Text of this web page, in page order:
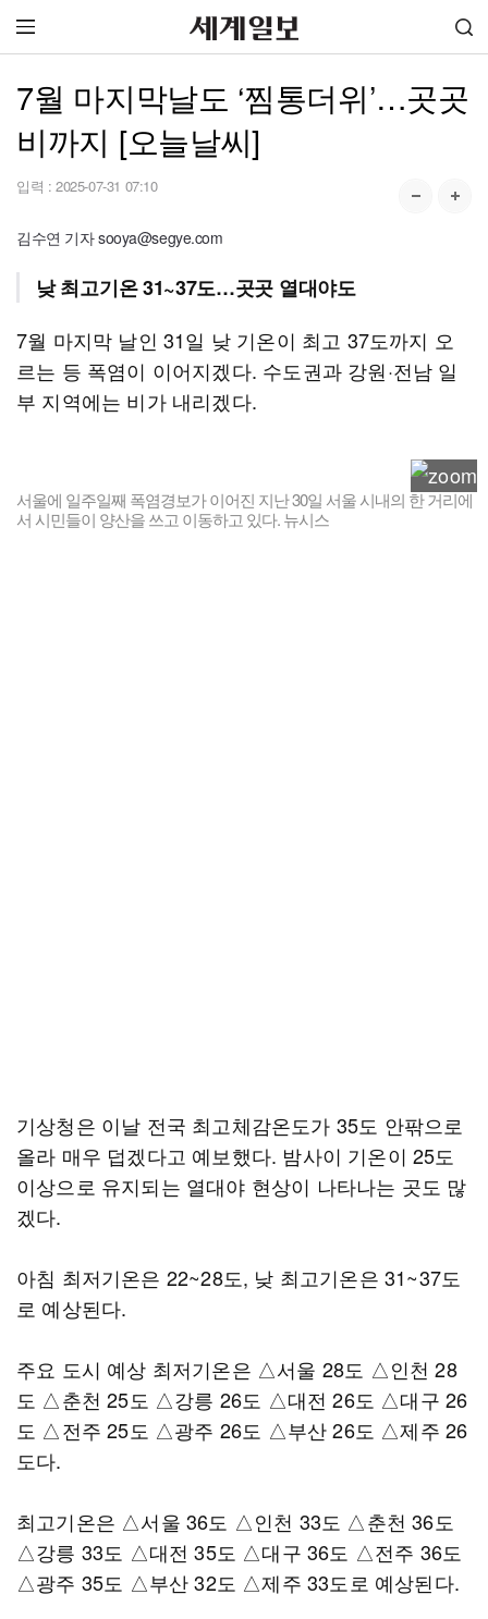
7월 마지막날도 ‘찜통더위’…곳곳
비까지 [오늘날씨]
입력 : 2025-07-31 07:10
김수연 기자 sooya@segye.com
낮 최고기온 31~37도…곳곳 열대야도
7월 마지막 날인 31일 낮 기온이 최고 37도까지 오
르는 등 폭염이 이어지겠다. 수도권과 강원·전남 일
부 지역에는 비가 내리겠다.
서울에 일주일째 폭염경보가 이어진 지난 30일 서울 시내의 한 거리에
서 시민들이 양산을 쓰고 이동하고 있다. 뉴시스
기상청은 이날 전국 최고체감온도가 35도 안팎으로
올라 매우 덥겠다고 예보했다. 밤사이 기온이 25도
이상으로 유지되는 열대야 현상이 나타나는 곳도 많
겠다.
아침 최저기온은 22~28도, 낮 최고기온은 31~37도
로 예상된다.
주요 도시 예상 최저기온은 △서울 28도 △인천 28
도 △춘천 25도 △강릉 26도 △대전 26도 △대구 26
도 △전주 25도 △광주 26도 △부산 26도 △제주 26
도다.
최고기온은 △서울 36도 △인천 33도 △춘천 36도
△강릉 33도 △대전 35도 △대구 36도 △전주 36도
△광주 35도 △부산 32도 △제주 33도로 예상된다.